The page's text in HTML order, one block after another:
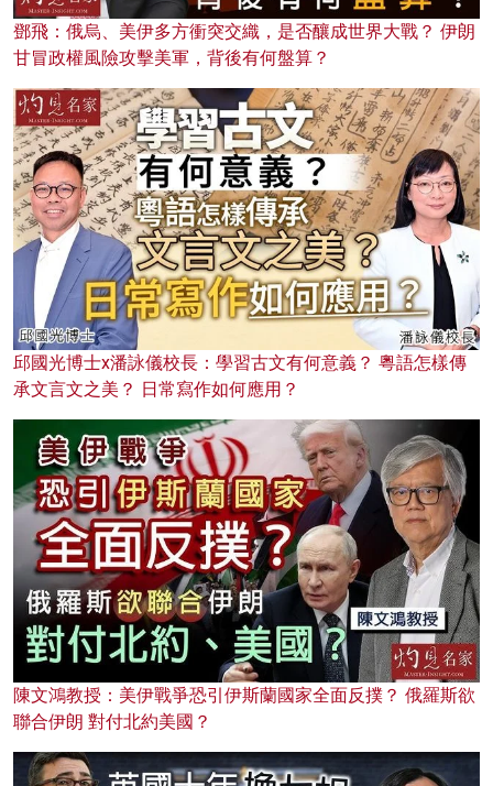
鄧飛：俄烏、美伊多方衝突交織，是否釀成世界大戰？ 伊朗
甘冒政權風險攻擊美軍，背後有何盤算？
邱國光博士x潘詠儀校長：學習古文有何意義？ 粵語怎樣傳
承文言文之美？ 日常寫作如何應用？
陳文鴻教授：美伊戰爭恐引伊斯蘭國家全面反撲？ 俄羅斯欲
聯合伊朗 對付北約美國？